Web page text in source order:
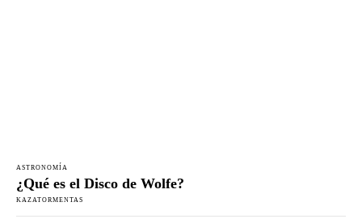
ASTRONOMÍA
¿Qué es el Disco de Wolfe?
KAZATORMENTAS